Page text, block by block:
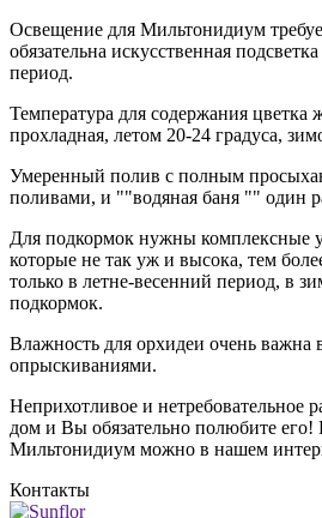
Освещение для Мильтонидиум
обязательна искусственная
период.
Температура для содержания цветка
прохладная, летом 20-24 градуса,
Умеренный полив с полным
поливами, и ""водяная баня "" один
Для подкормок нужны комплексные
которые не так уж и высока, тем
только в летне-весенний период, в
подкормок.
Влажность для орхидеи очень важна
опрыскиваниями.
Неприхотливое и нетребовательное
дом и Вы обязательно полюбите
Мильтонидиум можно в нашем
Контакты